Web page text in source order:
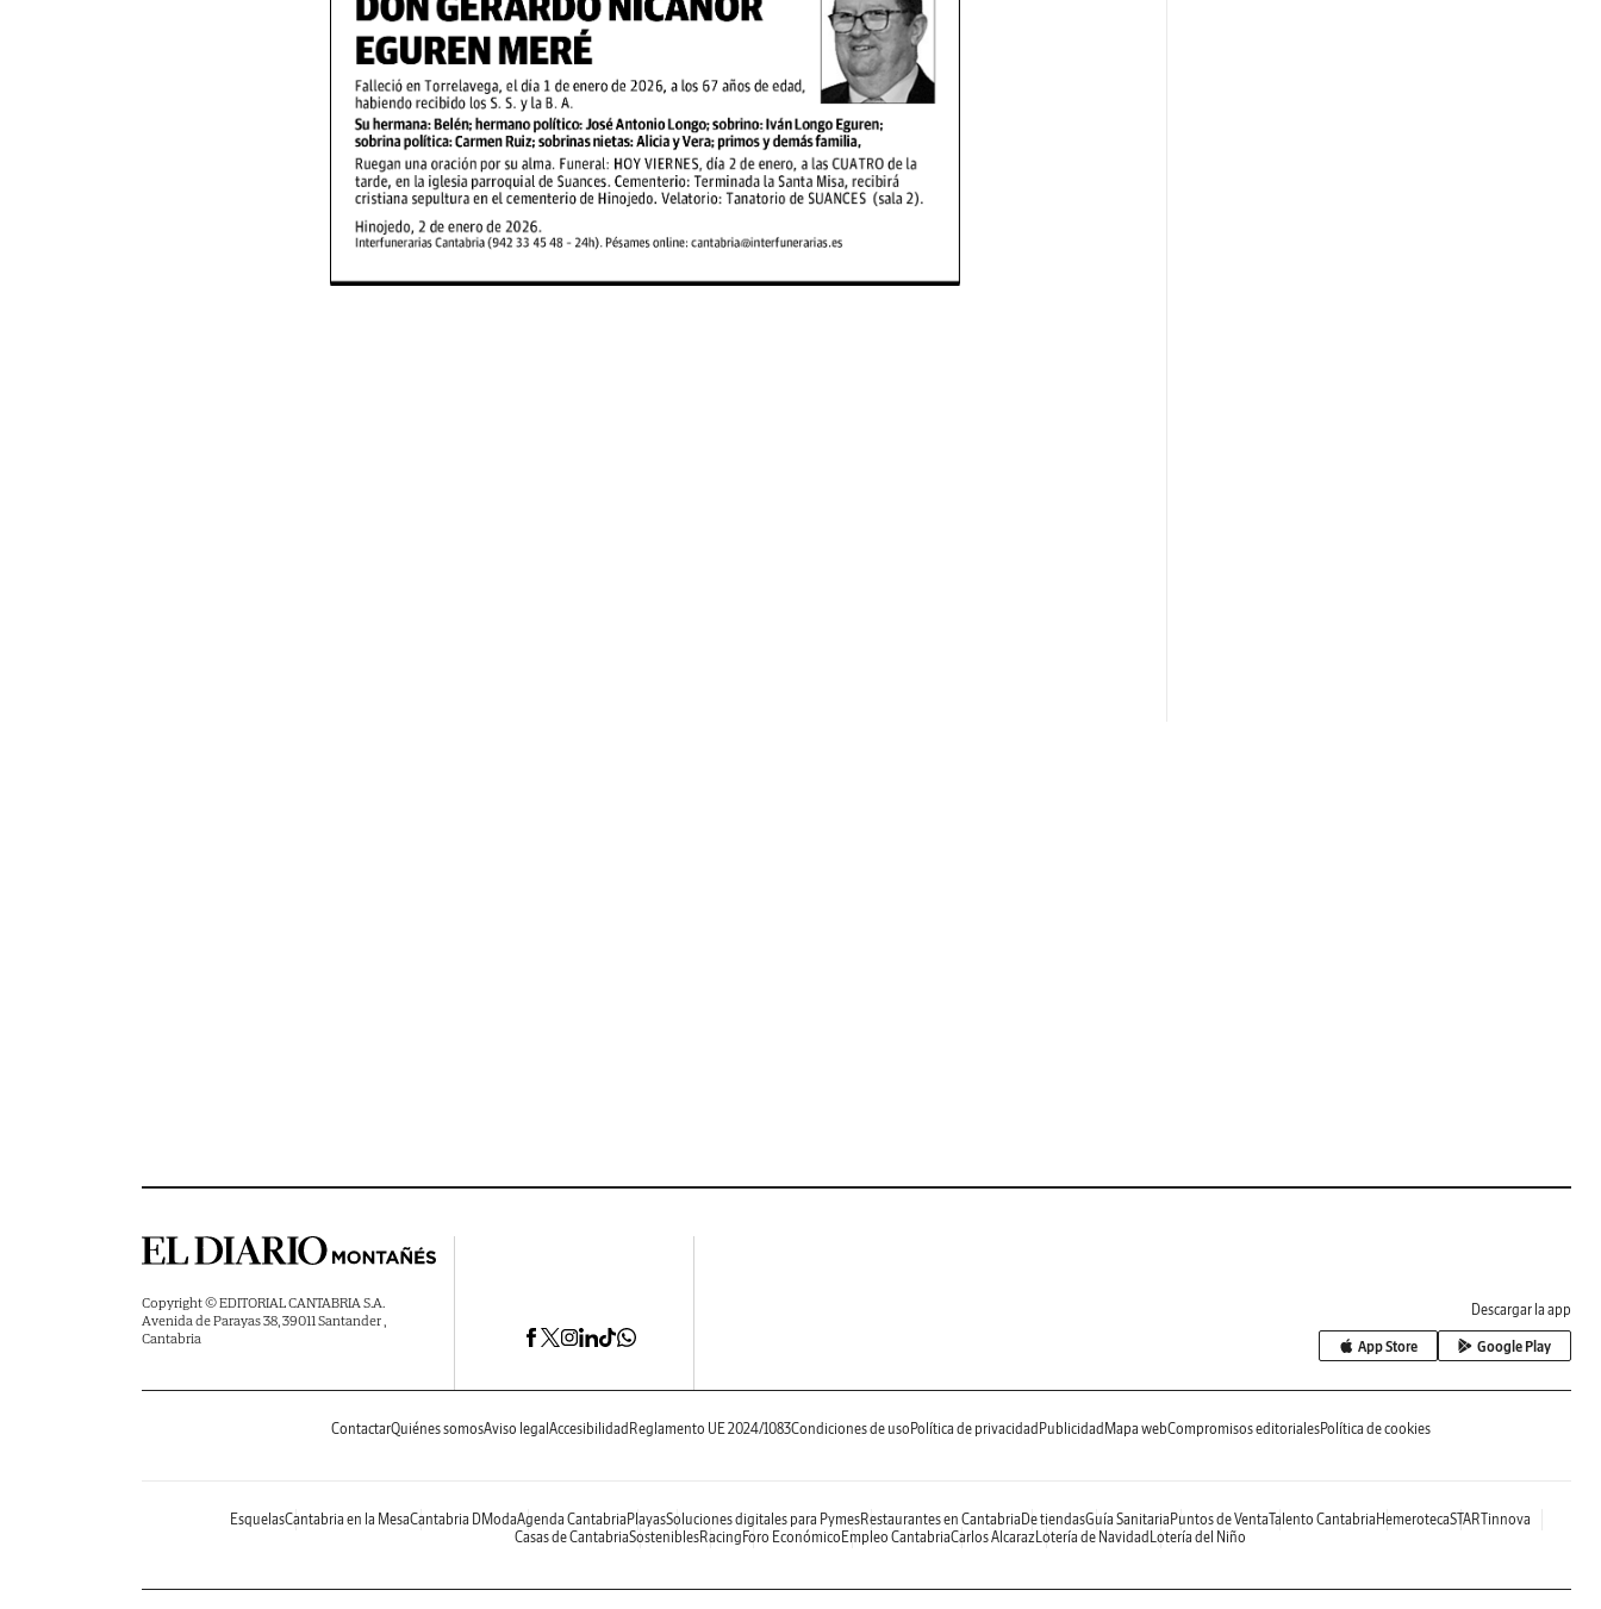
Copyright © EDITORIAL CANTABRIA S.A.
Avenida de Parayas 38, 39011 Santander ,
Cantabria
Descargar la app
App Store Google Play
ContactarQuiénes somosAviso legal Accesibilidad Reglamento UE 2024/1083Condiciones de uso Política de privacidad Publicidad Mapa webCompromisos editorialesPolítica de cookies
EsquelasCantabria en la MesaCantabria DModaAgenda Cantabria PlayasSoluciones digitales para PymesRestaurantes en Cantabria De tiendasGuía Sanitaria Puntos de VentaTalento Cantabria HemerotecaSTARTinnova
Casas de CantabriaSosteniblesRacing Foro Económico Empleo CantabriaCarlos AlcarazLotería de Navidad Lotería del Niño